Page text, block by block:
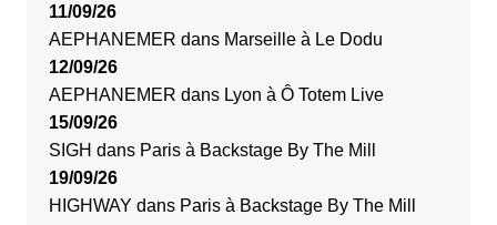
11/09/26
AEPHANEMER dans Marseille à Le Dodu
12/09/26
AEPHANEMER dans Lyon à Ô Totem Live
15/09/26
SIGH dans Paris à Backstage By The Mill
19/09/26
HIGHWAY dans Paris à Backstage By The Mill